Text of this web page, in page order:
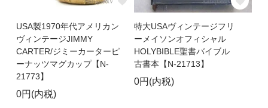
USA製1970年代アメリカン
ヴィンテージJIMMY
CARTER/ジミーカーターピ
ーナッツマグカップ【N-
21773】
0円(内税)
特大USAヴィンテージフリ
ーメイソンオフィシャル
HOLYBIBLE聖書バイブル
古書本【N-21713】
0円(内税)